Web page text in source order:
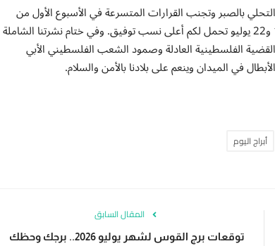
التحلي بالصبر وتجنب القرارات المتسرعة في الأسبوع الأول من
الفترات الواقعة بين 10 و22 يوليو تحمل لكم أعلى نسب توفيق. وفي ختام نشرتنا الشاملة
الفلسطينية العادلة وصمود الشعب الفلسطيني الأبي
في الميدان وينعم على بلادنا بالأمن والسلام.
أبراج اليوم
المقال السابق
توقعات برج القوس لشهر يوليو 2026.. برجك وحظك